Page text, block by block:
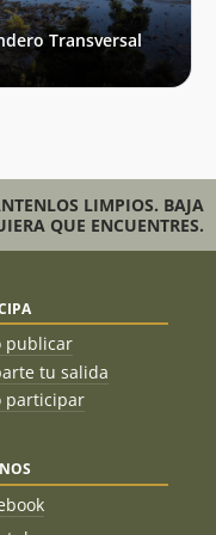
esas únicas
desagradable,
de la ruta en
Transversal
LIMPIOS. BAJA
QUE ENCUENTRES.
publicar
tu salida
participar